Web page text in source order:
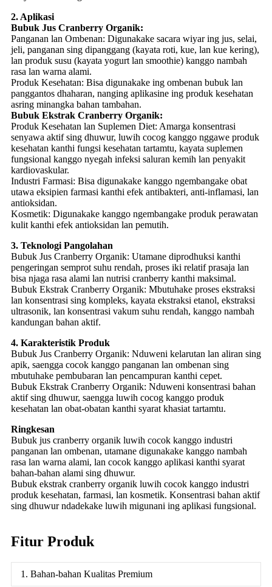
2. Aplikasi
Bubuk Jus Cranberry Organik:
Panganan lan Ombenan: Digunakake sacara wiyar ing jus, selai,
jeli, panganan sing dipanggang (kayata roti, kue, lan kue kering),
lan produk susu (kayata yogurt lan smoothie) kanggo nambah
rasa lan warna alami.
Produk Kesehatan: Bisa digunakake ing ombenan bubuk lan
panggantos dhaharan, nanging aplikasine ing produk kesehatan
asring minangka bahan tambahan.
Bubuk Ekstrak Cranberry Organik:
Produk Kesehatan lan Suplemen Diet: Amarga konsentrasi
senyawa aktif sing dhuwur, luwih cocog kanggo nggawe produk
kesehatan kanthi fungsi kesehatan tartamtu, kayata suplemen
fungsional kanggo nyegah infeksi saluran kemih lan penyakit
kardiovaskular.
Industri Farmasi: Bisa digunakake kanggo ngembangake obat
utawa eksipien farmasi kanthi efek antibakteri, anti-inflamasi, lan
antioksidan.
Kosmetik: Digunakake kanggo ngembangake produk perawatan
kulit kanthi efek antioksidan lan pemutih.
3. Teknologi Pangolahan
Bubuk Jus Cranberry Organik: Utamane diprodhuksi kanthi
pengeringan semprot suhu rendah, proses iki relatif prasaja lan
bisa njaga rasa alami lan nutrisi cranberry kanthi maksimal.
Bubuk Ekstrak Cranberry Organik: Mbutuhake proses ekstraksi
lan konsentrasi sing kompleks, kayata ekstraksi etanol, ekstraksi
ultrasonik, lan konsentrasi vakum suhu rendah, kanggo nambah
kandungan bahan aktif.
4. Karakteristik Produk
Bubuk Jus Cranberry Organik: Nduweni kelarutan lan aliran sing
apik, saengga cocok kanggo panganan lan ombenan sing
mbutuhake pembubaran lan pencampuran kanthi cepet.
Bubuk Ekstrak Cranberry Organik: Nduweni konsentrasi bahan
aktif sing dhuwur, saengga luwih cocog kanggo produk
kesehatan lan obat-obatan kanthi syarat khasiat tartamtu.
Ringkesan
Bubuk jus cranberry organik luwih cocok kanggo industri
panganan lan ombenan, utamane digunakake kanggo nambah
rasa lan warna alami, lan cocok kanggo aplikasi kanthi syarat
bahan-bahan alami sing dhuwur.
Bubuk ekstrak cranberry organik luwih cocok kanggo industri
produk kesehatan, farmasi, lan kosmetik. Konsentrasi bahan aktif
sing dhuwur ndadekake luwih migunani ing aplikasi fungsional.
Fitur Produk
1. Bahan-bahan Kualitas Premium